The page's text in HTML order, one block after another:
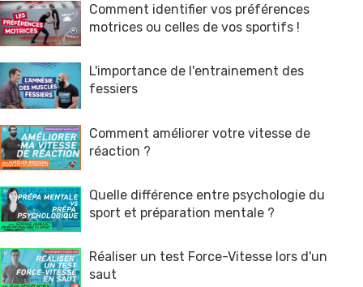
Comment identifier vos préférences
motrices ou celles de vos sportifs !
L'importance de l'entrainement des
fessiers
Comment améliorer votre vitesse de
réaction ?
Quelle différence entre psychologie du
sport et préparation mentale ?
Réaliser un test Force-Vitesse lors d'un
saut